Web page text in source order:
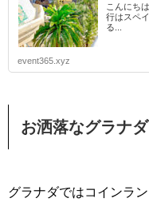
こんにち
行はスペ
る...
event365.xyz
お洒落なグラナ
グラナダではコインラ